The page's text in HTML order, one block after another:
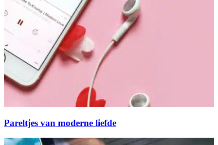
Pareltjes van moderne liefde